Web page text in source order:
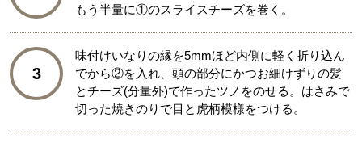
もう半量に①のスライスチーズを巻く。
3
味付けいなりの縁を5mmほど内側に軽く折り込ん
でから②を入れ、頭の部分にかつお細けずりの髪
とチーズ(分量外)で作ったツノをのせる。はさみで
切った焼きのりで目と虎柄模様をつける。